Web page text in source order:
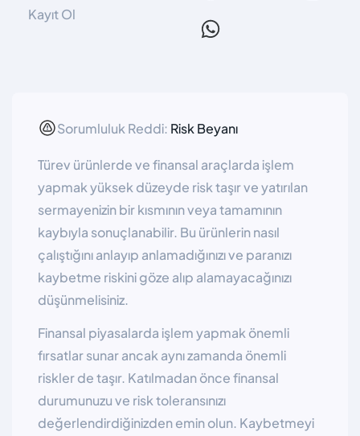
Kayıt Ol
Sorumluluk Reddi: Risk Beyanı
Türev ürünlerde ve finansal araçlarda işlem
yapmak yüksek düzeyde risk taşır ve yatırılan
sermayenizin bir kısmının veya tamamının
kaybıyla sonuçlanabilir. Bu ürünlerin nasıl
çalıştığını anlayıp anlamadığınızı ve paranızı
kaybetme riskini göze alıp alamayacağınızı
düşünmelisiniz.
Finansal piyasalarda işlem yapmak önemli
fırsatlar sunar ancak aynı zamanda önemli
riskler de taşır. Katılmadan önce finansal
durumunuzu ve risk toleransınızı
değerlendirdiğinizden emin olun. Kaybetmeyi